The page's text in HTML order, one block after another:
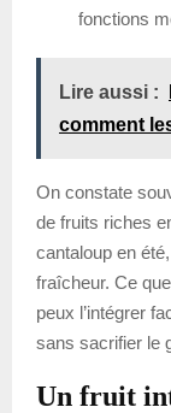
fonctions
Lire aussi :
comment
On constate
de fruits riches
cantaloup en
fraîcheur. Ce
peux l’intégrer
sans sacrifier le
Un fruit